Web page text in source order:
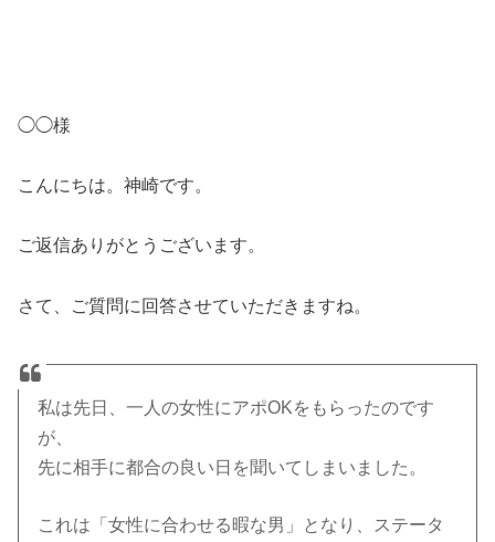
◯◯様
こんにちは。神崎です。
ご返信ありがとうございます。
さて、ご質問に回答させていただきますね。
私は先日、一人の女性にアポOKをもらったのです
が、
先に相手に都合の良い日を聞いてしまいました。
これは「女性に合わせる暇な男」となり、ステータ